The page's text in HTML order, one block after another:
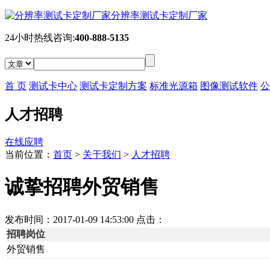
分辨率测试卡定制厂家
24小时热线咨询:400-888-5135
首 页 测试卡中心 测试卡定制方案 标准光源箱 图像测试软件
人才招聘
在线应聘
当前位置： 首页 > 关于我们 > 人才招聘
诚挚招聘外贸销售
发布时间：2017-01-09 14:53:00 点击：
招聘岗位
外贸销售